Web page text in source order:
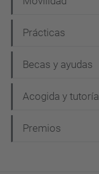
Prácticas
Becas y ayudas
Acogida y tutoría
Premios